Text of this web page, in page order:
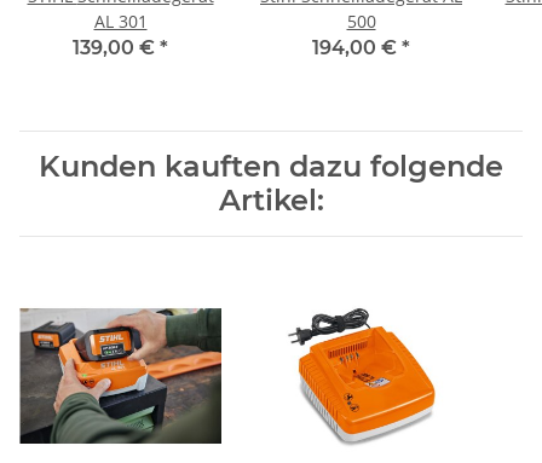
AL 301
139,00 € *
500
194,00 € *
Kunden kauften dazu folgende
Artikel: